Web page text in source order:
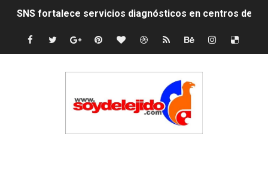
Presidente Abinader, Hipólito Mejía y David Collado
Discusión familiar termina en muerte de un joven en
Coraasan construye parque solar de un megavatio
Irán apuesta por resistencia en disputa con Estados